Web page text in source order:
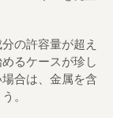
の許容量が超え
るケースが珍し
合は、金属を含
。